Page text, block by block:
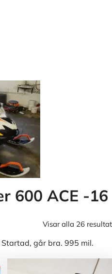
600 ACE -16
Visar alla 26 resultat
går bra. 995 mil.